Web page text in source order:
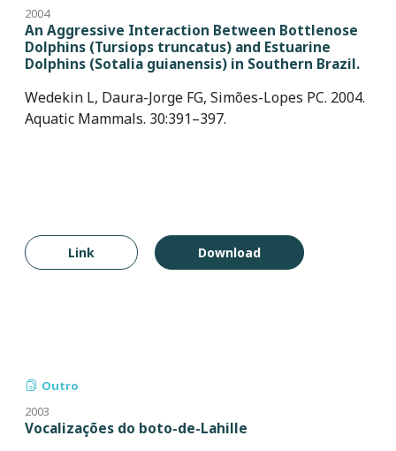
2004
An Aggressive Interaction Between Bottlenose
Dolphins (Tursiops truncatus) and Estuarine
Dolphins (Sotalia guianensis) in Southern Brazil.
Wedekin L, Daura-Jorge FG, Simões-Lopes PC. 2004.
Aquatic Mammals. 30:391–397.
Link Download
Outro
2003
Vocalizações do boto-de-Lahille